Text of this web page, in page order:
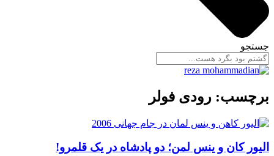
جستجو
برچسب: رودی فولر
الیور کان و ینس لمن؛ دو پادشاه در یک قلمرو!